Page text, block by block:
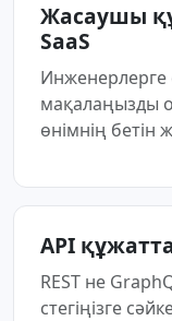
Жасаушы
SaaS
Инженерлерге
мақалаңызды
өнімнің бетін
API
REST не
стегіңізге